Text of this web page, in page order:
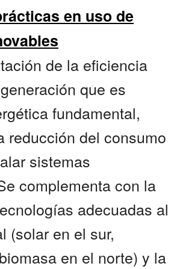
en uso de
de la eficiencia
que es
fundamental,
reducción del consumo
sistemas
complementa con la
adecuadas al
(solar en el sur,
en el norte) y la